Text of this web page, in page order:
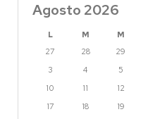
Agosto 2026
L M M
27
28 29
3
4 5
10
11 12
17
18 19